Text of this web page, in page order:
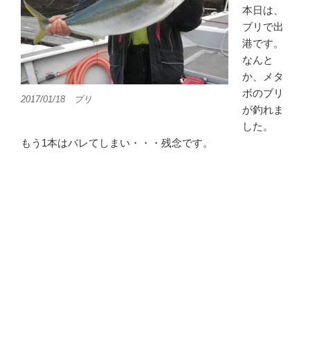
2017/01/18 ブリ
本日は、
ブリで出
港です。
なんと
か、メタ
ボのブリ
が釣れま
した。
もう1本はバレてしまい・・・残念です。